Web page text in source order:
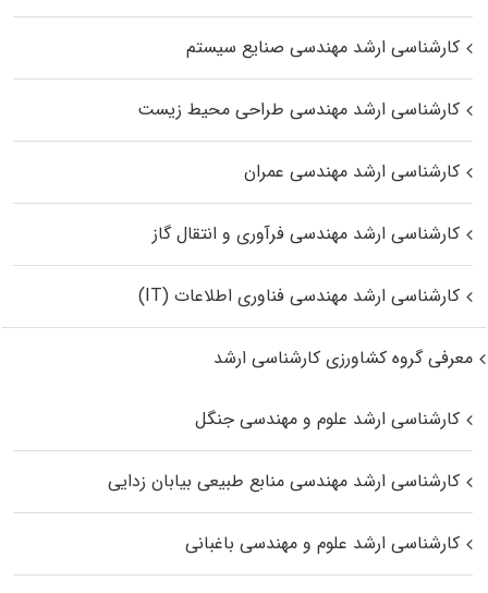
کارشناسی ارشد مهندسی صنایع سیستم
کارشناسی ارشد مهندسی طراحی محیط زیست
کارشناسی ارشد مهندسی عمران
کارشناسی ارشد مهندسی فرآوری و انتقال گاز
کارشناسی ارشد مهندسی فناوری اطلاعات (IT)
معرفی گروه کشاورزی کارشناسی ارشد
کارشناسی ارشد علوم و مهندسی جنگل
کارشناسی ارشد مهندسی منابع طبیعی بیابان زدایی
کارشناسی ارشد علوم و مهندسی باغبانی